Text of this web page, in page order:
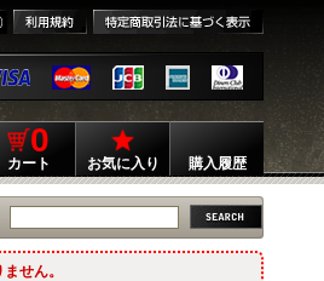
0
カート お気に入り 購入履歴
せん。